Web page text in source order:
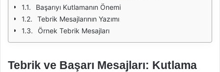
Başarıyı Kutlamanın Önemi
Tebrik Mesajlarının Yazımı
Örnek Tebrik Mesajları
Tebrik ve Başarı Mesajları: Kutlama